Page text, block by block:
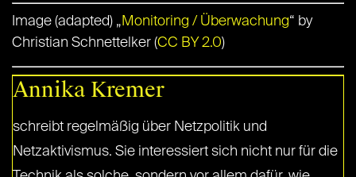
Image (adapted) „Monitoring / Überwachung“ by
Christian Schnettelker (CC BY 2.0)
Annika Kremer
schreibt regelmäßig über Netzpolitik und
Netzaktivismus. Sie interessiert sich nicht nur für die